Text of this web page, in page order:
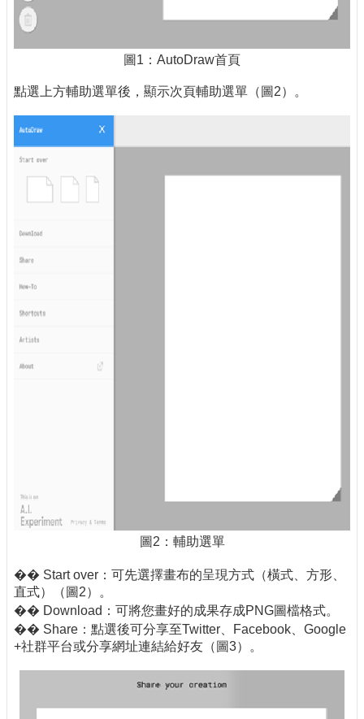
導
壇
專
圖1：AutoDraw首頁
點選上方輔助選單後，顯示次頁輔助選單（圖2）。
圖2：輔助選單
�� Start over：可先選擇畫布的呈現方式（橫式、方形、
直式）（圖2）。
�� Download：可將您畫好的成果存成PNG圖檔格式。
�� Share：點選後可分享至Twitter、Facebook、Google
+社群平台或分享網址連結給好友（圖3）。